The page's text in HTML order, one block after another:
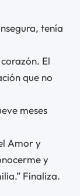
tenía
El
que no
meses
Amor y
y
Finaliza.